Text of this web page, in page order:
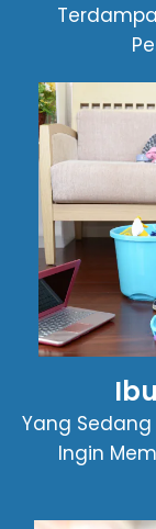
Yang Sedang
Ingin